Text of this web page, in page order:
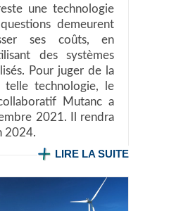
une technologie
demeurent
ses coûts, en
des systèmes
Pour juger de la
telle technologie, le
Mutanc a
2021. Il rendra
2024.
LIRE LA SUITE